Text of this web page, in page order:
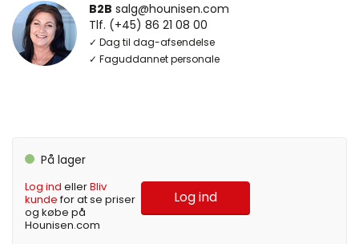
B2B salg@hounisen.com
Tlf. (+45) 86 21 08 00
✓ Dag til dag-afsendelse
✓ Faguddannet personale
På lager
Log ind ellerBliv
kundefor at se priser
og købe på
Hounisen.com
Log ind